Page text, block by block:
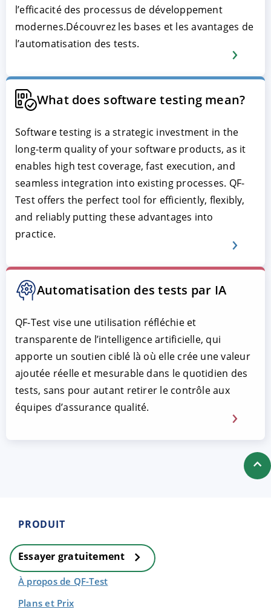
l’efficacité des processus de développement
modernes.Découvrez les bases et les avantages de
l’automatisation des tests.
What does software testing mean?
Software testing is a strategic investment in the
long-term quality of your software products, as it
enables high test coverage, fast execution, and
seamless integration into existing processes. QF-
Test offers the perfect tool for efficiently, flexibly,
and reliably putting these advantages into
practice.
Automatisation des tests par IA
QF-Test vise une utilisation réfléchie et
transparente de l’intelligence artificielle, qui
apporte un soutien ciblé là où elle crée une valeur
ajoutée réelle et mesurable dans le quotidien des
tests, sans pour autant retirer le contrôle aux
équipes d’assurance qualité.
PRODUIT
Essayer gratuitement
À propos de QF-Test
Plans et Prix